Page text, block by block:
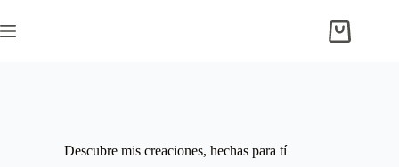
to
content
Shopping
Descubre mis creaciones, hechas para tí